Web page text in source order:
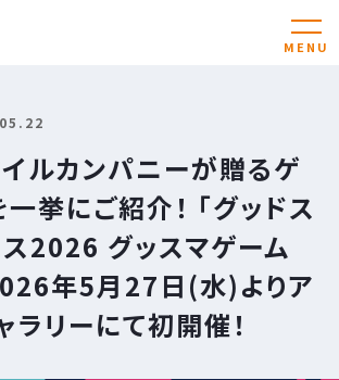
ルカンパニーが贈るゲ
挙にご紹介！ 「グッドス
2026 グッスマゲーム
年5月27日(水)よりア
ラリーにて初開催！